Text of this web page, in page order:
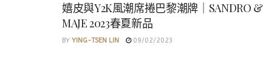
嬉皮與Y2K風潮席捲巴黎潮牌｜SANDRO &
MAJE 2023春夏新品
BY YING-TSEN LIN 09/02/2023